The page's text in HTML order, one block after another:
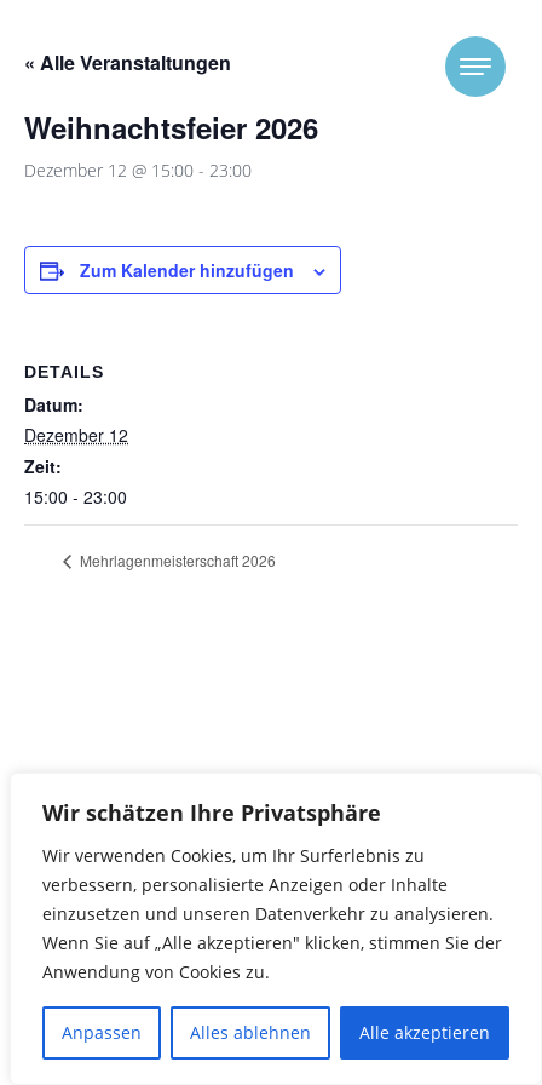
Wir schätzen Ihre Privatsphäre
Wir verwenden Cookies, um Ihr Surferlebnis zu
verbessern, personalisierte Anzeigen oder Inhalte
einzusetzen und unseren Datenverkehr zu analysieren.
Wenn Sie auf „Alle akzeptieren" klicken, stimmen Sie der
Anwendung von Cookies zu.
Anpassen Alles ablehnen Alle akzeptieren
« Alle Veranstaltungen
Weihnachtsfeier 2026
Dezember 12 @ 15:00 - 23:00
Zum Kalender hinzufügen
DETAILS
Datum:
Dezember 12
Zeit:
15:00 - 23:00
Mehrlagenmeisterschaft 2026